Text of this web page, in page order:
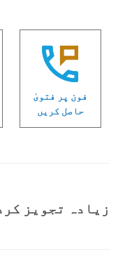
فون پر فتویٰ
حاصل کریں
زیادہ تجویز